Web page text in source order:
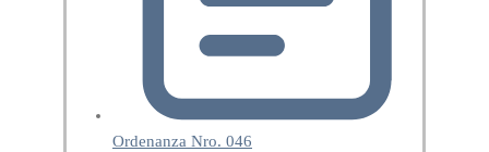
Ordenanza Nro. 046